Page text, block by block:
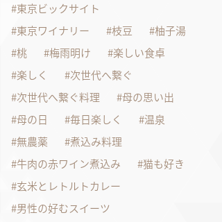
東京ビックサイト
東京ワイナリー
枝豆
柚子湯
桃
梅雨明け
楽しい食卓
楽しく
次世代へ繋ぐ
次世代へ繋ぐ料理
母の思い出
母の日
毎日楽しく
温泉
無農薬
煮込み料理
牛肉の赤ワイン煮込み
猫も好き
玄米とレトルトカレー
男性の好むスイーツ